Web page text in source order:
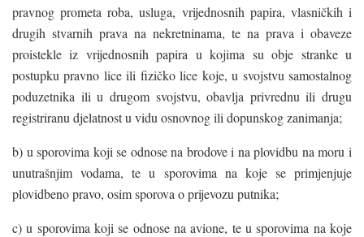
pravnog prometa roba, usluga, vrijednosnih papira, vlasničkih i
drugih stvarnih prava na nekretninama, te na prava i obaveze
proistekle iz vrijednosnih papira u kojima su obje stranke u
postupku pravno lice ili fizičko lice koje, u svojstvu samostalnog
poduzetnika ili u drugom svojstvu, obavlja privrednu ili drugu
registriranu djelatnost u vidu osnovnog ili dopunskog zanimanja;
b) u sporovima koji se odnose na brodove i na plovidbu na moru i
unutrašnjim vodama, te u sporovima na koje se primjenjuje
plovidbeno pravo, osim sporova o prijevozu putnika;
c) u sporovima koji se odnose na avione, te u sporovima na koje